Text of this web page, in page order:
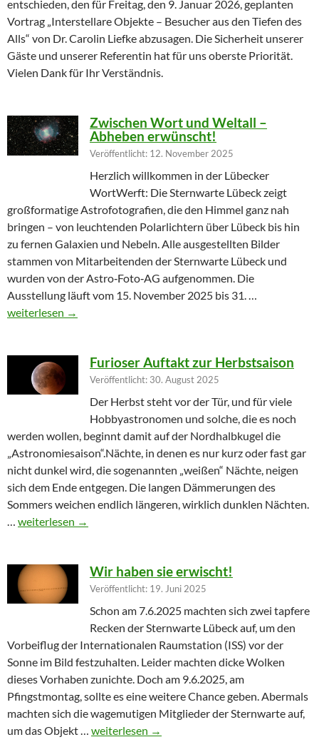
entschieden, den für Freitag, den 9. Januar 2026, geplanten
Vortrag „Interstellare Objekte – Besucher aus den Tiefen des
Alls“ von Dr. Carolin Liefke abzusagen. Die Sicherheit unserer
Gäste und unserer Referentin hat für uns oberste Priorität.
Vielen Dank für Ihr Verständnis.
Zwischen Wort und Weltall –
Abheben erwünscht!
Veröffentlicht: 12. November 2025
Herzlich willkommen in der Lübecker
WortWerft: Die Sternwarte Lübeck zeigt
großformatige Astrofotografien, die den Himmel ganz nah
bringen – von leuchtenden Polarlichtern über Lübeck bis hin
zu fernen Galaxien und Nebeln. Alle ausgestellten Bilder
stammen von Mitarbeitenden der Sternwarte Lübeck und
wurden von der Astro‑Foto‑AG aufgenommen. Die
Ausstellung läuft vom 15. November 2025 bis 31. …
Zwischen Wort und Weltall – Abheben erwünscht!
weiterlesen →
Furioser Auftakt zur Herbstsaison
Veröffentlicht: 30. August 2025
Der Herbst steht vor der Tür, und für viele
Hobbyastronomen und solche, die es noch
werden wollen, beginnt damit auf der Nordhalbkugel die
„Astronomiesaison“.Nächte, in denen es nur kurz oder fast gar
nicht dunkel wird, die sogenannten „weißen“ Nächte, neigen
sich dem Ende entgegen. Die langen Dämmerungen des
Sommers weichen endlich längeren, wirklich dunklen Nächten.
… Furioser Auftakt zur Herbstsaison
weiterlesen →
Wir haben sie erwischt!
Veröffentlicht: 19. Juni 2025
Schon am 7.6.2025 machten sich zwei tapfere
Recken der Sternwarte Lübeck auf, um den
Vorbeiflug der Internationalen Raumstation (ISS) vor der
Sonne im Bild festzuhalten. Leider machten dicke Wolken
dieses Vorhaben zunichte. Doch am 9.6.2025, am
Pfingstmontag, sollte es eine weitere Chance geben. Abermals
machten sich die wagemutigen Mitglieder der Sternwarte auf,
um das Objekt … Wir haben sie erwischt!
weiterlesen →